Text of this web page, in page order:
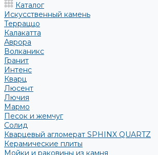
Каталог
Искусственный камень
Терраццо
Калакатта
Аврора
Волканикс
Гранит
Интенс
Кварц
Люсент
Лючия
Мармо
Песок и жемчуг
Солид
Кварцевый агломерат SPHINX QUARTZ
Керамические плиты
Мойки и раковины из камня